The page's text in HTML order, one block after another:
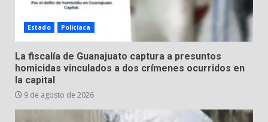
8 de agosto de 2026
Incendio en taller mecánico de
Puerto de Águila:
Estado Policiaca
La fiscalía de Guanajuato captura a presuntos
homicidas vinculados a dos crímenes ocurridos en
la capital
9 de agosto de 2026